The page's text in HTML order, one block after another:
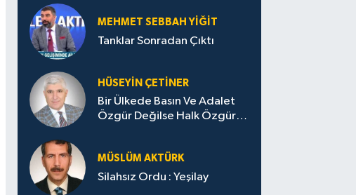
MEHMET SEBBAH YİĞİT
Tanklar Sonradan Çıktı
HÜSEYIN ÇETİNER
Bir Ülkede Basın Ve Adalet
Özgür Değilse Halk Özgür
MÜSLÜM AKTÜRK
Silahsız Ordu : Yeşilay